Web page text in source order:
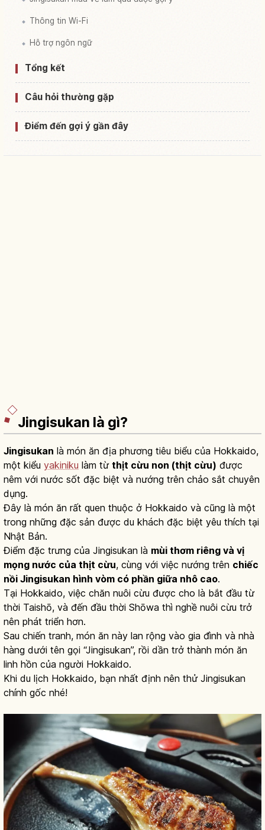
Thông tin Wi-Fi
Hỗ trợ ngôn ngữ
Tổng kết
Câu hỏi thường gặp
Điểm đến gợi ý gần đây
Jingisukan là gì?
Jingisukan là món ăn địa phương tiêu biểu của Hokkaido,
một kiểu yakiniku làm từ thịt cừu non (thịt cừu) được
nêm với nước sốt đặc biệt và nướng trên chảo sắt chuyên
dụng.
Đây là món ăn rất quen thuộc ở Hokkaido và cũng là một
trong những đặc sản được du khách đặc biệt yêu thích tại
Nhật Bản.
Điểm đặc trưng của Jingisukan là mùi thơm riêng và vị
mọng nước của thịt cừu, cùng với việc nướng trên chiếc
nồi Jingisukan hình vòm có phần giữa nhô cao.
Tại Hokkaido, việc chăn nuôi cừu được cho là bắt đầu từ
thời Taishō, và đến đầu thời Shōwa thì nghề nuôi cừu trở
nên phát triển hơn.
Sau chiến tranh, món ăn này lan rộng vào gia đình và nhà
hàng dưới tên gọi “Jingisukan”, rồi dần trở thành món ăn
linh hồn của người Hokkaido.
Khi du lịch Hokkaido, bạn nhất định nên thử Jingisukan
chính gốc nhé!